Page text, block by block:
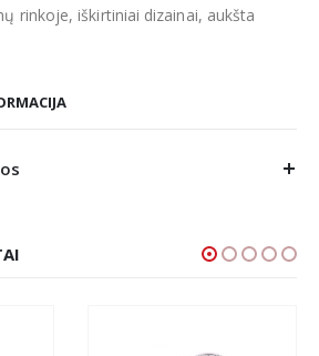
rinkoje, iškirtiniai dizainai, aukšta